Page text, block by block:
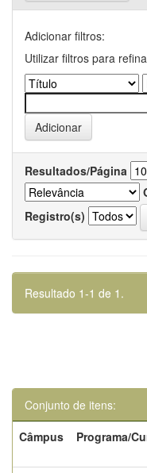
Adicionar filtros:
Utilizar filtros para
Resultados/Página
Registro(s)
Resultado 1-1 de 1.
Conjunto de itens:
Câmpus
Programa/